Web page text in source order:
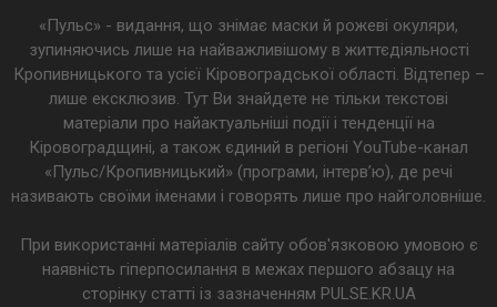
«Пульс» - видання, що знімає маски й рожеві окуляри,
зупиняючись лише на найважливішому в життєдіяльності
Кропивницького та усієї Кіровоградської області. Відтепер –
лише ексклюзив. Тут Ви знайдете не тільки текстові
матеріали про найактуальніші події і тенденції на
Кіровоградщині, а також єдиний в регіоні YouTube-канал
«Пульс/Кропивницький» (програми, інтерв’ю), де речі
називають своїми іменами і говорять лише про найголовніше.
При використанні матеріалів сайту обов'язковою умовою є
наявність гіперпосилання в межах першого абзацу на
сторінку статті із зазначенням PULSE.KR.UA